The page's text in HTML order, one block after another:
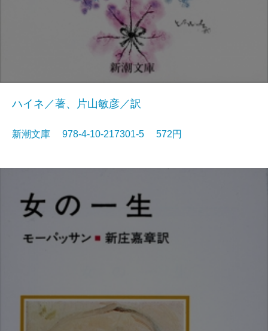
ハイネ／著、片山敏彦／訳
新潮文庫 978-4-10-217301-5 572円